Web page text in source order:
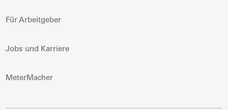
Für Arbeitgeber
Jobs und Karriere
MeterMacher